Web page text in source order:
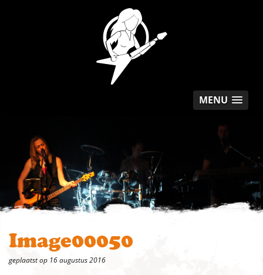
MENU
Image00050
geplaatst op 16 augustus 2016